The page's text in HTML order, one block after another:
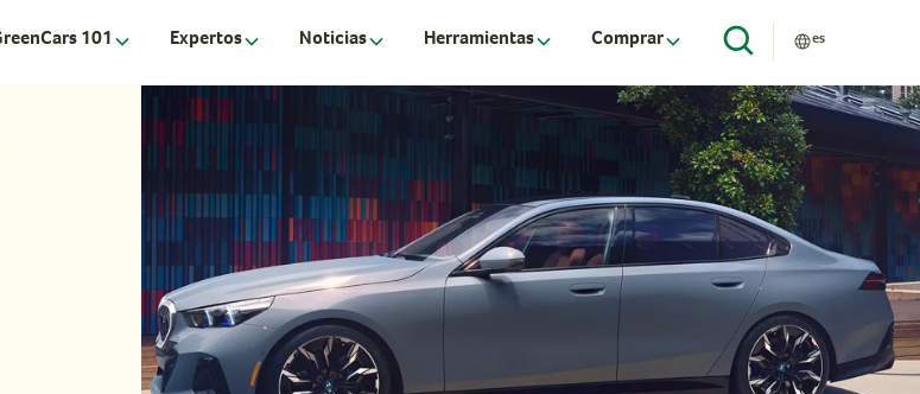
101 Expertos Noticias Herramientas Comprar es